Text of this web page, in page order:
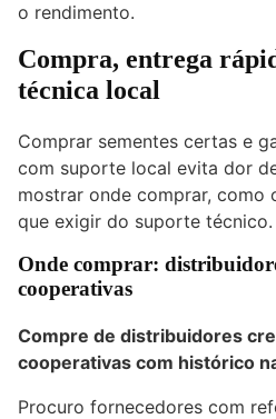
o rendimento.
Compra, entrega
técnica local
Comprar sementes certas e
com suporte local evita dor
mostrar onde comprar, como
que exigir do suporte técnico.
Onde comprar:
cooperativas
Compre de distribuidores
cooperativas com histórico
Procuro fornecedores com